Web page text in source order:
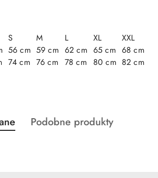
S M L XL
XXL
56 cm 59 cm 62 cm 65 cm 68 cm
74 cm 76 cm 78 cm 80 cm 82 cm
produktów
Produkty
Podobne produkty